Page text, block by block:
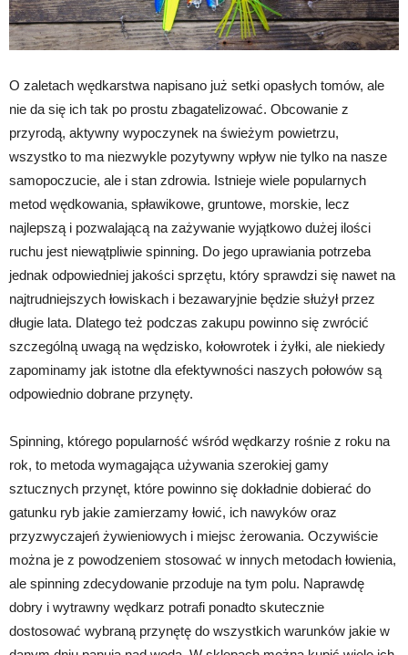
O zaletach wędkarstwa napisano już setki opasłych tomów, ale
nie da się ich tak po prostu zbagatelizować. Obcowanie z
przyrodą, aktywny wypoczynek na świeżym powietrzu,
wszystko to ma niezwykle pozytywny wpływ nie tylko na nasze
samopoczucie, ale i stan zdrowia. Istnieje wiele popularnych
metod wędkowania, spławikowe, gruntowe, morskie, lecz
najlepszą i pozwalającą na zażywanie wyjątkowo dużej ilości
ruchu jest niewątpliwie spinning. Do jego uprawiania potrzeba
jednak odpowiedniej jakości sprzętu, który sprawdzi się nawet na
najtrudniejszych łowiskach i bezawaryjnie będzie służył przez
długie lata. Dlatego też podczas zakupu powinno się zwrócić
szczególną uwagą na wędzisko, kołowrotek i żyłki, ale niekiedy
zapominamy jak istotne dla efektywności naszych połowów są
odpowiednio dobrane przynęty.
Spinning, którego popularność wśród wędkarzy rośnie z roku na
rok, to metoda wymagająca używania szerokiej gamy
sztucznych przynęt, które powinno się dokładnie dobierać do
gatunku ryb jakie zamierzamy łowić, ich nawyków oraz
przyzwyczajeń żywieniowych i miejsc żerowania. Oczywiście
można je z powodzeniem stosować w innych metodach łowienia,
ale spinning zdecydowanie przoduje na tym polu. Naprawdę
dobry i wytrawny wędkarz potrafi ponadto skutecznie
dostosować wybraną przynętę do wszystkich warunków jakie w